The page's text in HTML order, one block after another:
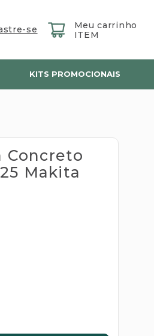
KITS PROMOCIONAIS
Concreto
Makita